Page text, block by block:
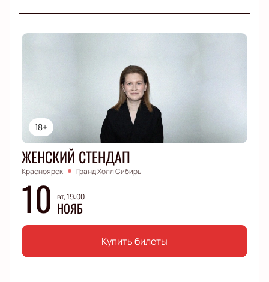
18+
ЖЕНСКИЙ СТЕНДАП
Красноярск Гранд Холл Сибирь
10 вт, 19:00
НОЯБ
Купить билеты